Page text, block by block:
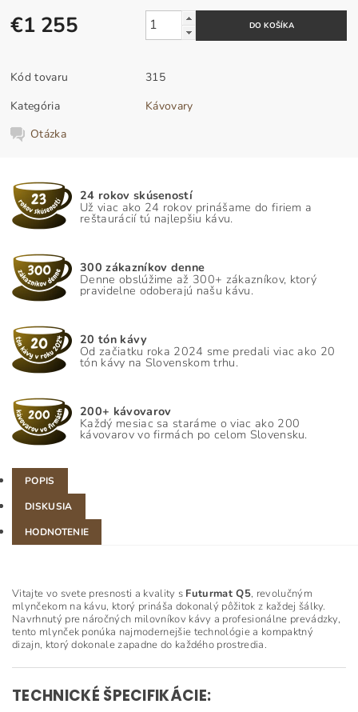
€1 255
Kód tovaru
315
Kategória
Kávovary
Otázka
24 rokov skúseností
Už viac ako 24 rokov prinášame do firiem a
reštaurácií tú najlepšiu kávu.
300 zákazníkov denne
Denne obslúžime až 300+ zákazníkov, ktorý
pravidelne odoberajú našu kávu.
20 tón kávy
Od začiatku roka 2024 sme predali viac ako 20
tón kávy na Slovenskom trhu.
200+ kávovarov
Každý mesiac sa staráme o viac ako 200
kávovarov vo firmách po celom Slovensku.
POPIS
DISKUSIA
HODNOTENIE
Vitajte vo svete presnosti a kvality s Futurmat Q5, revolučným
mlynčekom na kávu, ktorý prináša dokonalý pôžitok z každej šálky.
Navrhnutý pre náročných milovníkov kávy a profesionálne prevádzky,
tento mlynček ponúka najmodernejšie technológie a kompaktný
dizajn, ktorý dokonale zapadne do každého prostredia.
TECHNICKÉ ŠPECIFIKÁCIE: